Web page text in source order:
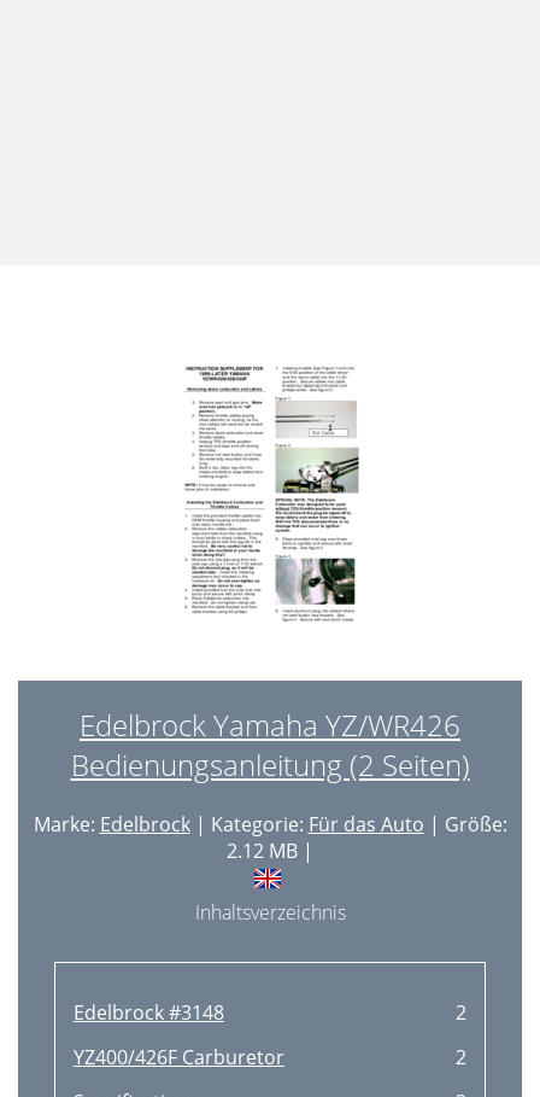
Edelbrock Yamaha YZ/WR426
Bedienungsanleitung (2 Seiten)
Marke: Edelbrock| Kategorie: Für das Auto | Größe:
2.12 MB |
Inhaltsverzeichnis
Edelbrock #3148
2
YZ400/426F Carburetor
2